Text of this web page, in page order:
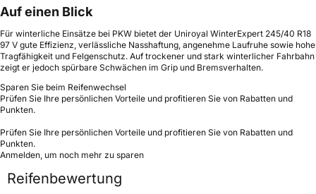
Auf einen Blick
Für winterliche Einsätze bei PKW bietet der Uniroyal WinterExpert 245/40 R18
97 V gute Effizienz, verlässliche Nasshaftung, angenehme Laufruhe sowie hohe
Tragfähigkeit und Felgenschutz. Auf trockener und stark winterlicher Fahrbahn
zeigt er jedoch spürbare Schwächen im Grip und Bremsverhalten.
Sparen Sie beim Reifenwechsel
Prüfen Sie Ihre persönlichen Vorteile und profitieren Sie von Rabatten und
Punkten.
Prüfen Sie Ihre persönlichen Vorteile und profitieren Sie von Rabatten und
Punkten.
Anmelden, um noch mehr zu sparen
Reifenbewertung